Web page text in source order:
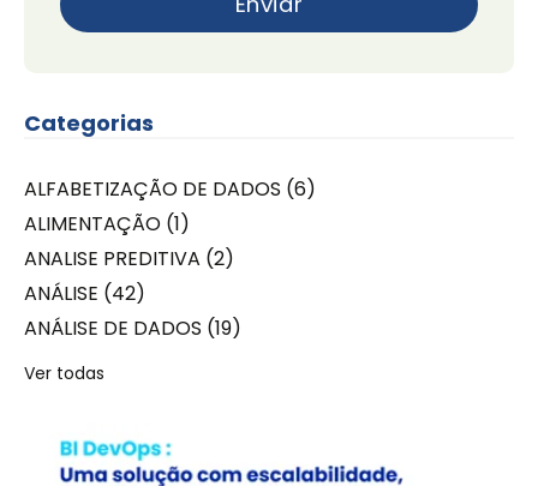
Categorias
ALFABETIZAÇÃO DE DADOS (6)
ALIMENTAÇÃO (1)
ANALISE PREDITIVA (2)
ANÁLISE (42)
ANÁLISE DE DADOS (19)
Ver todas